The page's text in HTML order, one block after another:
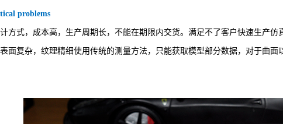
problems
方式，成本高，生产周期长，不能在期限内交货。满足不了客户快速生产仿
面复杂，纹理精细使用传统的测量方法，只能获取模型部分数据，对于曲